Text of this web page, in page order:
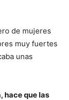
de mujeres
muy fuertes
unas
hace que las